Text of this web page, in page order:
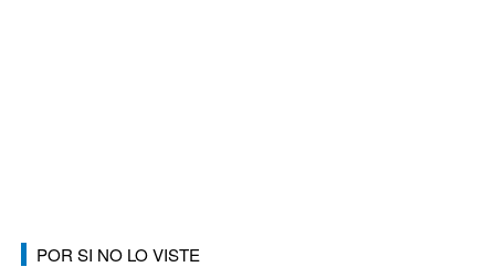
POR SI NO LO VISTE